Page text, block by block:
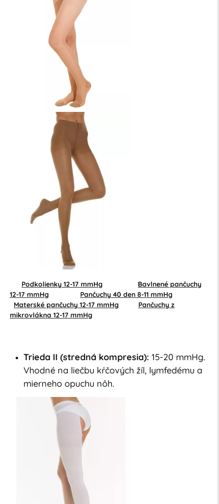
Podkolienky 12-17 mmHg
Bavlnené pančuchy
12-17 mmHg
Pančuchy 40 den 8-11 mmHg
Materské pančuchy 12-17 mmHg
Pančuchy z
mikrovlákna 12-17 mmHg
Trieda II (stredná kompresia): 15-20 mmHg.
Vhodné na liečbu kŕčových žíl, lymfedému a
mierneho opuchu nôh.